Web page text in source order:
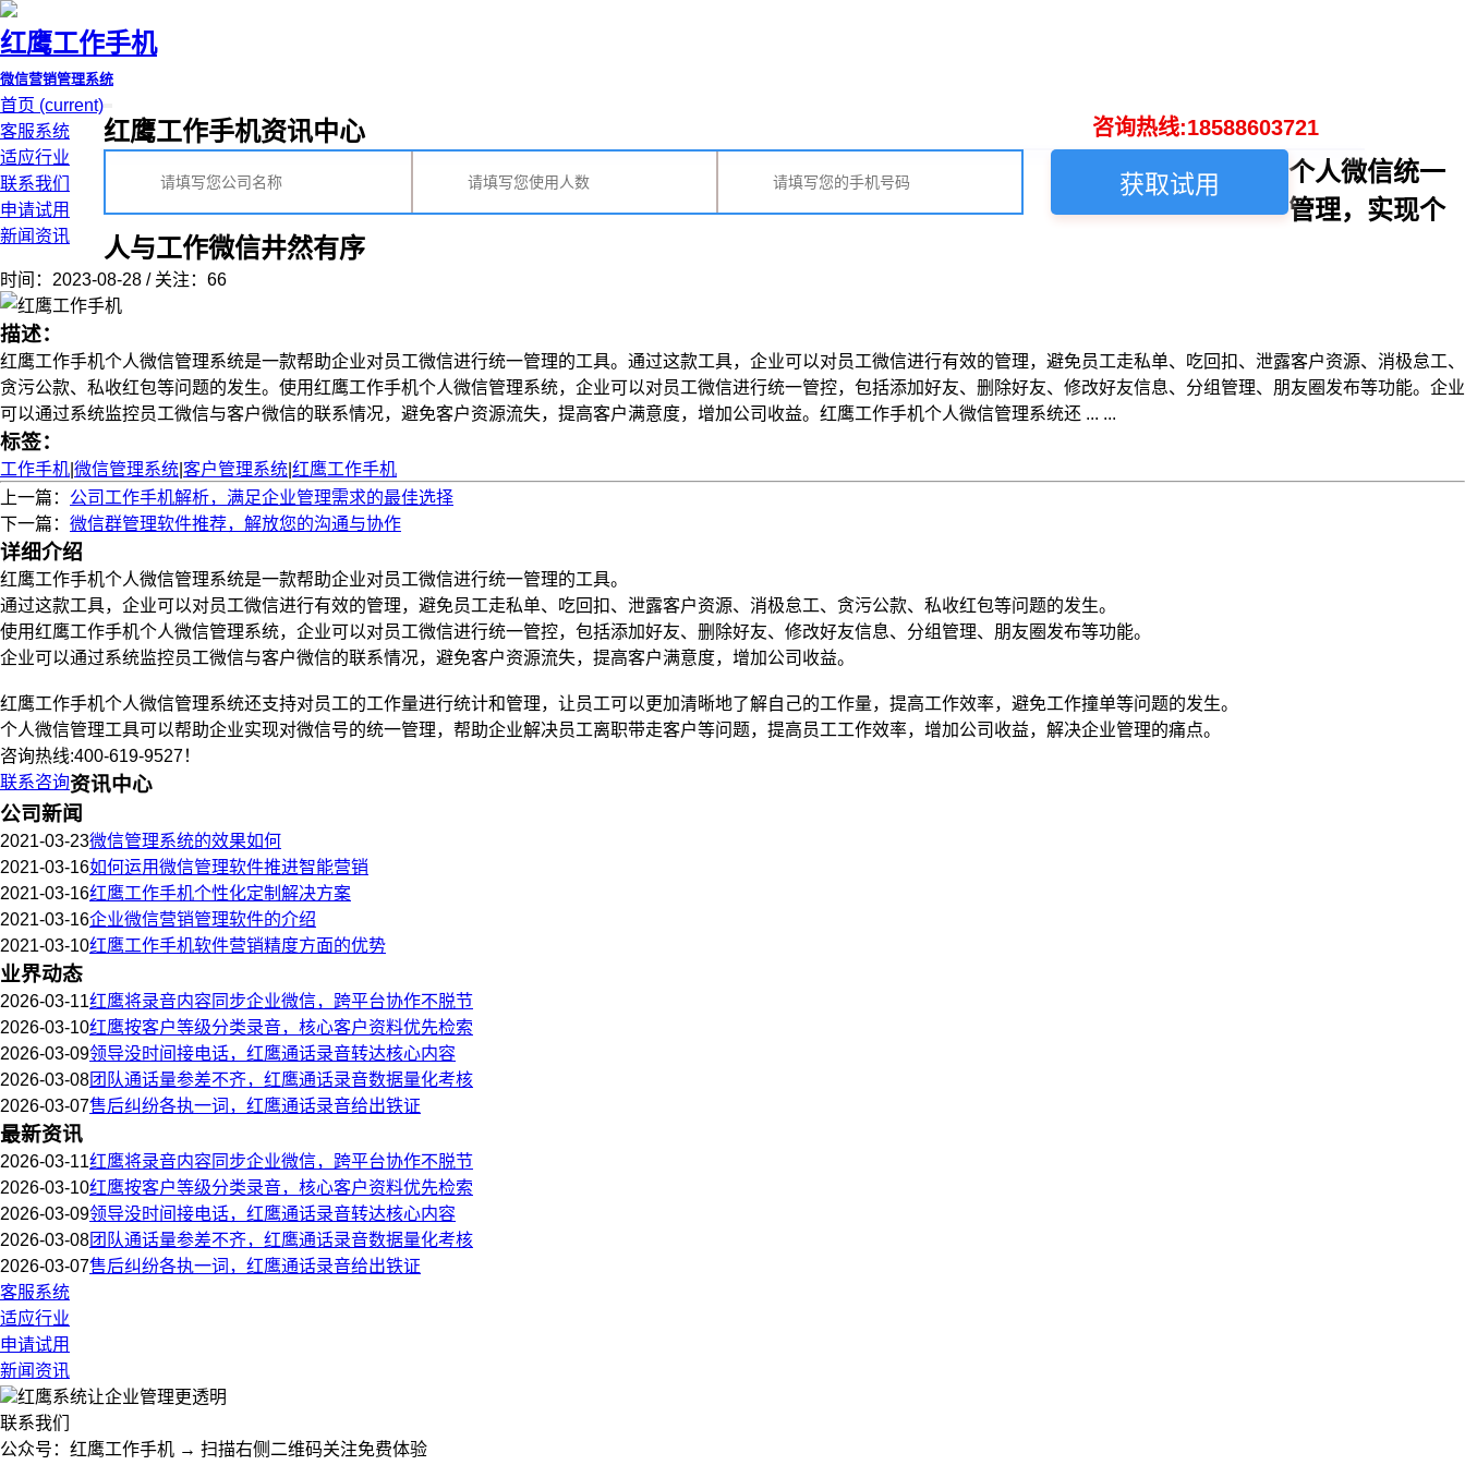
红鹰工作手机
微信营销管理系统
首页 (current)
客服系统
适应行业
联系我们
申请试用
新闻资讯
咨询热线:18588603721
红鹰工作手机资讯中心
获取试用
个人微信统一
管理，实现个
人与工作微信井然有序
时间：2023-08-28 / 关注：66
描述：
红鹰工作手机个人微信管理系统是一款帮助企业对员工微信进行统一管理的工具。通过这款工具，企业可以对员工微信进行有效的管理，避免员工走私单、吃回扣、泄露客户资源、消极怠工、
贪污公款、私收红包等问题的发生。使用红鹰工作手机个人微信管理系统，企业可以对员工微信进行统一管控，包括添加好友、删除好友、修改好友信息、分组管理、朋友圈发布等功能。企业
可以通过系统监控员工微信与客户微信的联系情况，避免客户资源流失，提高客户满意度，增加公司收益。红鹰工作手机个人微信管理系统还 ... ...
标签：
工作手机 微信管理系统 客户管理系统 红鹰工作手机
上一篇： 公司工作手机解析，满足企业管理需求的最佳选择
下一篇： 微信群管理软件推荐，解放您的沟通与协作
详细介绍
红鹰工作手机个人微信管理系统是一款帮助企业对员工微信进行统一管理的工具。
通过这款工具，企业可以对员工微信进行有效的管理，避免员工走私单、吃回扣、泄露客户资源、消极怠工、贪污公款、私收红包等问题的发生。
使用红鹰工作手机个人微信管理系统，企业可以对员工微信进行统一管控，包括添加好友、删除好友、修改好友信息、分组管理、朋友圈发布等功能。
企业可以通过系统监控员工微信与客户微信的联系情况，避免客户资源流失，提高客户满意度，增加公司收益。
红鹰工作手机个人微信管理系统还支持对员工的工作量进行统计和管理，让员工可以更加清晰地了解自己的工作量，提高工作效率，避免工作撞单等问题的发生。
个人微信管理工具可以帮助企业实现对微信号的统一管理，帮助企业解决员工离职带走客户等问题，提高员工工作效率，增加公司收益，解决企业管理的痛点。
咨询热线:400-619-9527！
联系咨询资讯中心
公司新闻
2021-03-23微信管理系统的效果如何
2021-03-16如何运用微信管理软件推进智能营销
2021-03-16红鹰工作手机个性化定制解决方案
2021-03-16企业微信营销管理软件的介绍
2021-03-10红鹰工作手机软件营销精度方面的优势
业界动态
2026-03-11红鹰将录音内容同步企业微信，跨平台协作不脱节
2026-03-10红鹰按客户等级分类录音，核心客户资料优先检索
2026-03-09领导没时间接电话，红鹰通话录音转达核心内容
2026-03-08团队通话量参差不齐，红鹰通话录音数据量化考核
2026-03-07售后纠纷各执一词，红鹰通话录音给出铁证
最新资讯
2026-03-11红鹰将录音内容同步企业微信，跨平台协作不脱节
2026-03-10红鹰按客户等级分类录音，核心客户资料优先检索
2026-03-09领导没时间接电话，红鹰通话录音转达核心内容
2026-03-08团队通话量参差不齐，红鹰通话录音数据量化考核
2026-03-07售后纠纷各执一词，红鹰通话录音给出铁证
客服系统
适应行业
申请试用
新闻资讯
红鹰系统让企业管理更透明
联系我们
公众号：红鹰工作手机 → 扫描右侧二维码关注免费体验